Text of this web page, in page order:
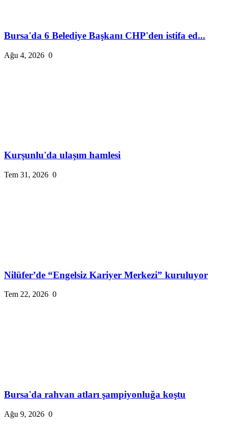
Bursa'da 6 Belediye Başkanı CHP'den istifa ed...
Ağu 4, 2026 0
Kurşunlu'da ulaşım hamlesi
Tem 31, 2026 0
Nilüfer’de “Engelsiz Kariyer Merkezi” kuruluyor
Tem 22, 2026 0
Bursa'da rahvan atları şampiyonluğa koştu
Ağu 9, 2026 0